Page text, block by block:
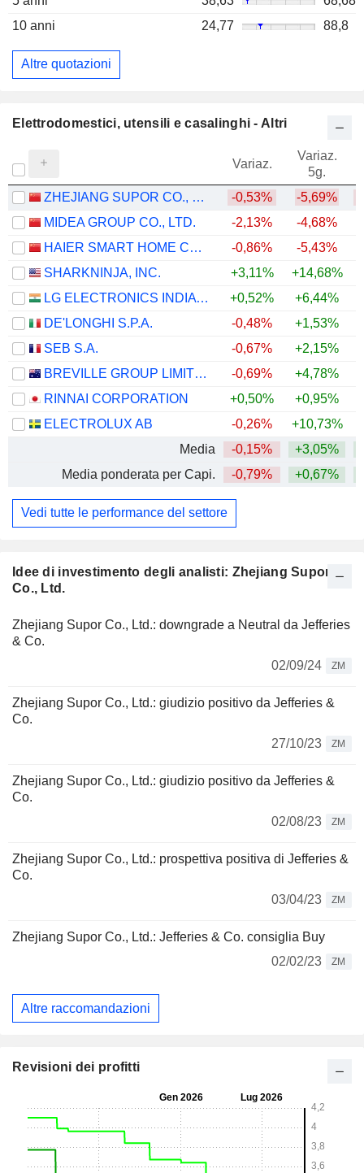
Idee di investimento degli analisti: Zhejiang Supor
Co., Ltd.
Zhejiang Supor Co., Ltd.: downgrade a Neutral da Jefferies
& Co.
02/09/24
ZM
Zhejiang Supor Co., Ltd.: giudizio positivo da Jefferies &
Co.
27/10/23
ZM
Zhejiang Supor Co., Ltd.: giudizio positivo da Jefferies &
Co.
02/08/23
ZM
Zhejiang Supor Co., Ltd.: prospettiva positiva di Jefferies &
Co.
03/04/23
ZM
Zhejiang Supor Co., Ltd.: Jefferies & Co. consiglia Buy
02/02/23
ZM
Altre raccomandazioni
10 anni
24,77 88,8
Altre quotazioni
Elettrodomestici, utensili e casalinghi - Altri
Variaz.
Variaz.
5g.
ZHEJIANG SUPOR CO., LTD. -0,53% -5,69%
MIDEA GROUP CO., LTD.
-2,13% -4,68%
HAIER SMART HOME CO., LTD.
-0,86% -5,43%
SHARKNINJA, INC.
+3,11% +14,68%
LG ELECTRONICS INDIA LIMITED
+0,52%
+6,44%
DE'LONGHI S.P.A.
-0,48% +1,53%
SEB S.A.
-0,67% +2,15%
BREVILLE GROUP LIMITED
-0,69% +4,78%
RINNAI CORPORATION
+0,50% +0,95%
ELECTROLUX AB
-0,26% +10,73%
Media
-0,15% +3,05%
Media ponderata per Capi.
-0,79% +0,67%
Vedi tutte le performance del settore
Revisioni dei profitti